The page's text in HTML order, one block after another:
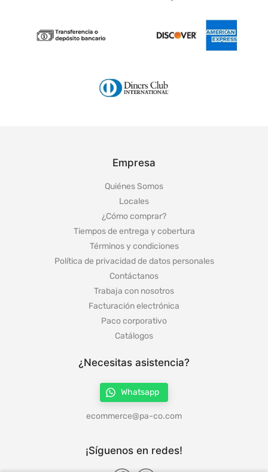
Empresa
Tiempos de entrega y cobertura
Política de privacidad de datos personales
Trabaja con nosotros
Paco corporativo
¿Necesitas asistencia?
ecommerce@pa-co.com